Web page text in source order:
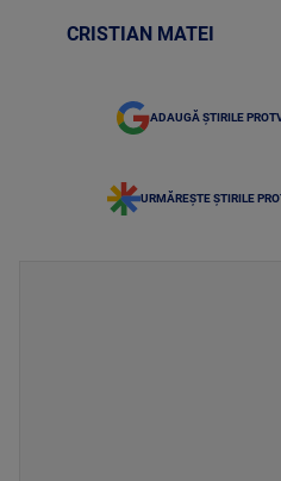
CRISTIAN MATEI
ADAUGĂ ȘTIRILE
URMĂREȘTE ȘTIRILE